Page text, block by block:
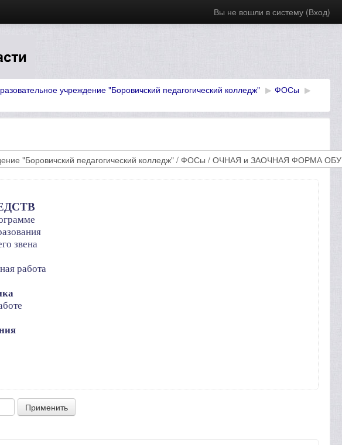
Вы не вошли в систему (Вход)
учреждение "Боровичский педагогический колледж" ▶ ФОСы ▶
звена
работа